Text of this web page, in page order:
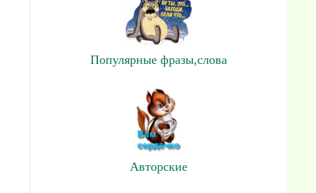
Популярные фразы,слова
Авторские